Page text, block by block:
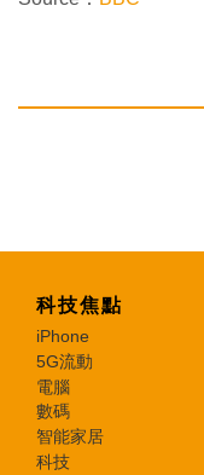
科技焦點
iPhone
5G流動
電腦
數碼
智能家居
科技